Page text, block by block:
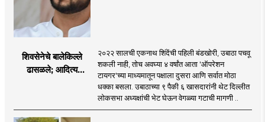
शिवसेनेचे बालेकिल्ले
ढासळले; आदित्य
नेमका कुठे चुकला?
२०२२ सालची एकनाथ शिंदेंची पहिली बंडखोरी, उबाठा पचवू
शकली नाही, तोच अवघ्या ४ वर्षांत आता 'ऑपरेशन
टायगर'च्या माध्यमातून पक्षाला दुसरा आणि सर्वात मोठा
धक्का बसला. उबाठाच्या ९ पैकी ६ खासदारांनी थेट दिल्लीत
लोकसभा अध्यक्षांची भेट घेऊन वेगळ्या गटाची मागणी ..